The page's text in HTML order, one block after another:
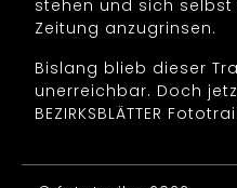
stehen und sich
Zeitung anzugrinsen.
Bislang blieb dieser
unerreichbar. Doch
BEZIRKSBLÄTTER